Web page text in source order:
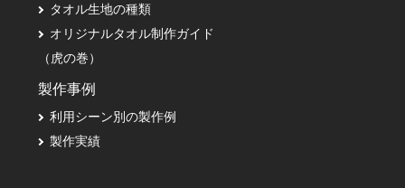
タオル生地の種類
オリジナルタオル制作ガイド
（虎の巻）
製作事例
利用シーン別の製作例
製作実績